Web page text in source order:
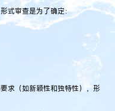
式审查是为了确定：
求（如新颖性和独特性），形